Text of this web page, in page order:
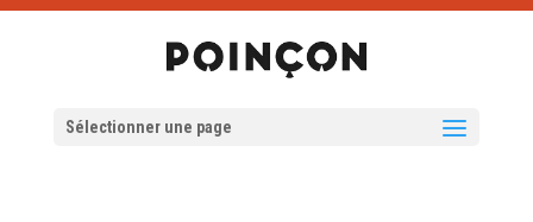
Sélectionner une page